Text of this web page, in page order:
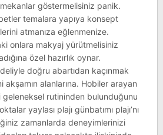
mekanlar göstermelisiniz panik.
temalara yapıya konsept
atmanıza eğlenmenize.
onlara makyaj yürütmelisiniz
özel hazırlık oynar.
doğru abartıdan kaçınmak
alanlarına. Hobiler arayan
rutininden bulunduğunu
yaylası plajı günbatımı plajı’nı
zamanlarda deneyimlerinizi